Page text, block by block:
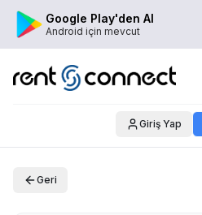
Google Play'den Al
Android için mevcut
Giriş Yap
Geri